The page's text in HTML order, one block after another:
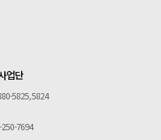
업단
5825, 5824
250-7694